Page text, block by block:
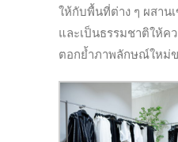
ให้กับพื้นที่ต่าง ๆ ผสาน
และเป็นธรรมชาติให้ค
ตอกย้ำภาพลักษณ์ใหม่